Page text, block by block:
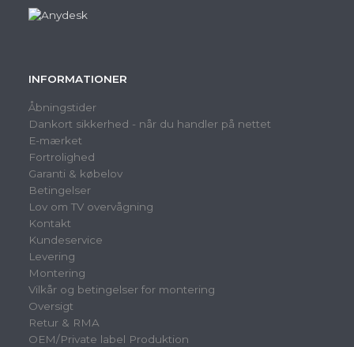
INFORMATIONER
Åbningstider
Dankort sikkerhed - når du handler på nettet
E-mærket
Fortrolighed
Garanti & købelov
Betingelser
Lov om TV overvågning
Kontakt
Kundeservice
Levering
Montering
Vilkår og betingelser for montering
Oversigt
Retur & RMA
OEM/Private label Produktion